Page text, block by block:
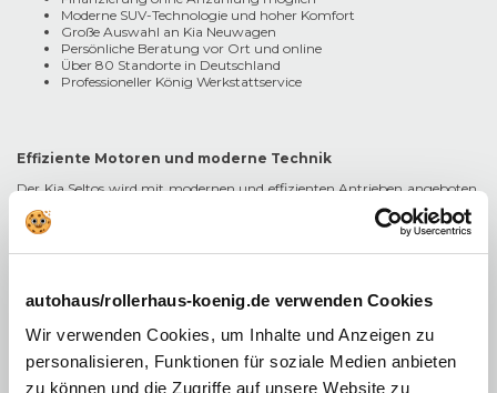
autohaus/rollerhaus-koenig.de verwenden Cookies
Wir verwenden Cookies, um Inhalte und Anzeigen zu
personalisieren, Funktionen für soziale Medien anbieten
zu können und die Zugriffe auf unsere Website zu
Moderne SUV-Technologie und hoher Komfort
Große Auswahl an Kia Neuwagen
Persönliche Beratung vor Ort und online
Über 80 Standorte in Deutschland
Professioneller König Werkstattservice
Effiziente Motoren und moderne Technik
Der Kia Seltos wird mit modernen und effizienten Antrieben angeboten.
Leistungsstarke Benzinmotoren sorgen für dynamisches Fahrverhalten
und angenehmen Fahrkomfort. Je nach Ausstattung stehen
verschiedene Getriebevarianten sowie optionale Allradmodelle zur
Verfügung. Damit eignet sich der Kia Seltos sowohl für den Stadtverkehr
Zusätzlich punktet das SUV mit zahlreichen Assistenzsystemen wie
Sicherheitsfunktionen. Das macht den Kia Seltos zu einem zuverlässigen
Begleiter im Alltag.